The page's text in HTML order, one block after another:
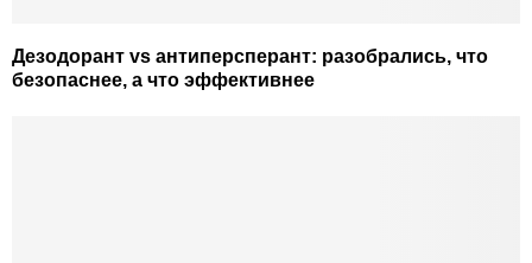
Дезодорант vs антиперсперант: разобрались, что
безопаснее, а что эффективнее